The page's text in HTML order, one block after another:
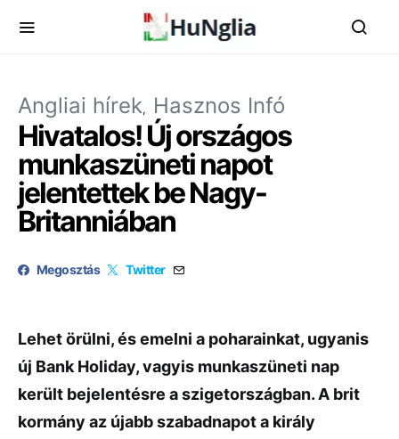
Angliai hírek Hasznos Infó
Hivatalos! Új országos
munkaszüneti napot
jelentettek be Nagy-
Britanniában
Megosztás Twitter
Lehet örülni, és emelni a poharainkat, ugyanis
új Bank Holiday, vagyis munkaszüneti nap
került bejelentésre a szigetországban. A brit
kormány az újabb szabadnapot a király